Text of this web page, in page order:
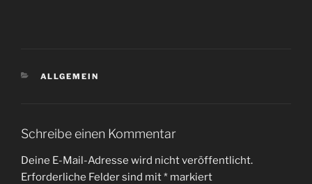
KATEGORIEN
ALLGEMEIN
Schreibe einen Kommentar
Deine E-Mail-Adresse wird nicht veröffentlicht.
Erforderliche Felder sind mit* markiert